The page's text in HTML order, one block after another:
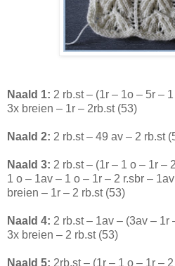
Naald 1: 2 rb.st – (1r – 1o – 5r –
3x breien – 1r – 2rb.st (53)
Naald 2: 2 rb.st – 49 av – 2 rb.st
Naald 3: 2 rb.st – (1r – 1 o – 1r –
1 o – 1av – 1 o – 1r – 2 r.sbr –
breien – 1r – 2 rb.st (53)
Naald 4: 2 rb.st – 1av – (3av – 1r
3x breien – 2 rb.st (53)
Naald 5: 2rb.st – (1r – 1 o – 1r –